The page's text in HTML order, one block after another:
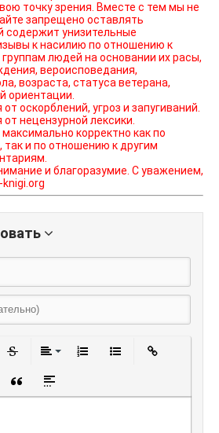
точку зрения. Вместе с тем мы не
запрещено оставлять
содержит унизительные
к насилию по отношению к
людей на основании их расы,
вероисповедания,
возраста, статуса ветерана,
ориентации.
оскорблений, угроз и запугиваний.
нецензурной лексики.
корректно как по
и по отношению к другим
и благоразумие. С уважением,
ссылку
смайликскрытого текста
Вставка цитаты
Вставка спойлера